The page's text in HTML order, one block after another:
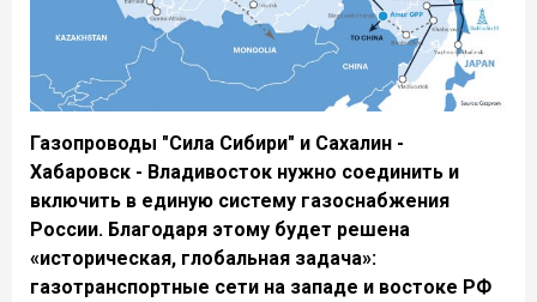
Газопроводы "Сила Сибири" и Сахалин -
Хабаровск - Владивосток нужно соединить и
включить в единую систему газоснабжения
России. Благодаря этому будет решена
«историческая, глобальная задача»:
газотранспортные сети на западе и востоке РФ